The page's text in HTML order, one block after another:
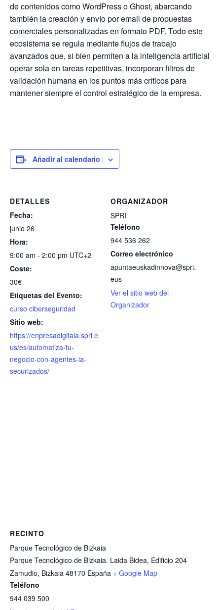
de contenidos como WordPress o Ghost, abarcando
también la creación y envío por email de propuestas
comerciales personalizadas en formato PDF. Todo este
ecosistema se regula mediante flujos de trabajo
avanzados que, si bien permiten a la inteligencia artificial
operar sola en tareas repetitivas, incorporan filtros de
validación humana en los puntos más críticos para
mantener siempre el control estratégico de la empresa.
Añadir al calendario
DETALLES
Fecha:
junio 26
Hora:
9:00 am - 2:00 pm UTC+2
Coste:
30€
Etiquetas del Evento:
curso ciberseguridad
Sitio web:
https://enpresadigitala.spri.e
us/es/automatiza-tu-
negocio-con-agentes-ia-
securizados/
ORGANIZADOR
SPRI
Teléfono
944 536 262
Correo electrónico
apuntaeuskadinnova@spri.
eus
Ver el sitio web del
Organizador
RECINTO
Parque Tecnológico de Bizkaia
Parque Tecnológico de Bizkaia. Laida Bidea, Edificio 204
Zamudio, Bizkaia 48170 España + Google Map
Teléfono
944 039 500